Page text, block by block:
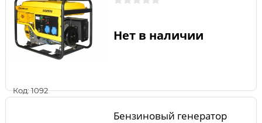
Код: 1092
Нет в наличии
Бензиновый генератор